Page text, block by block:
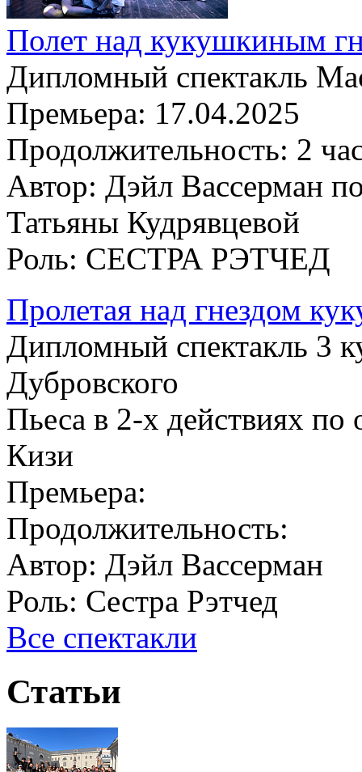
Полет над кукушкиным
Дипломный спектакль
Премьера: 17.04.2025
Продолжительность: 2
Автор: Дэйл Вассерман
Татьяны Кудрявцевой
Роль: СЕСТРА РЭТЧЕД
Пролетая над гнездом
Дипломный спектакль 3
Дубровского
Пьеса в 2-х действиях
Кизи
Премьера:
Продолжительность:
Автор: Дэйл Вассерман
Роль: Сестра Рэтчед
Все спектакли
Статьи